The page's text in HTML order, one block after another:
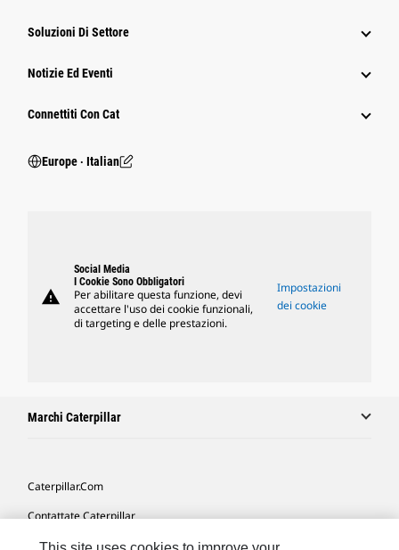
Soluzioni Di Settore
Notizie Ed Eventi
Connettiti Con Cat
Europe ‧ Italian
warning
Social Media
I Cookie Sono Obbligatori
Per abilitare questa funzione, devi
accettare l'uso dei cookie funzionali,
di targeting e delle prestazioni.
Impostazioni
dei cookie
Marchi Caterpillar
Caterpillar.com
Contattate Caterpillar
Le Mie Preferenze Di Marketing